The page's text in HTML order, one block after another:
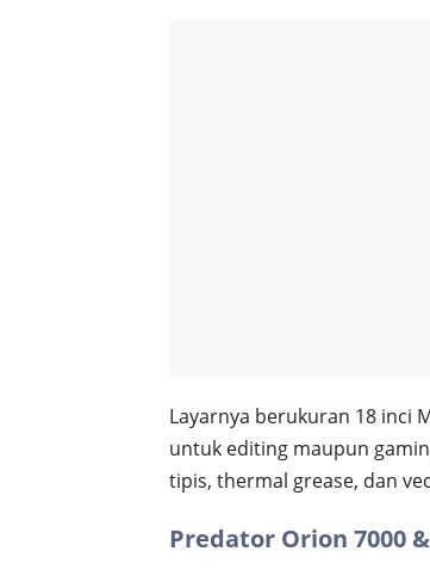
Layarnya berukuran 18 inci
untuk editing maupun
tipis, thermal grease, dan
Predator Orion 7000